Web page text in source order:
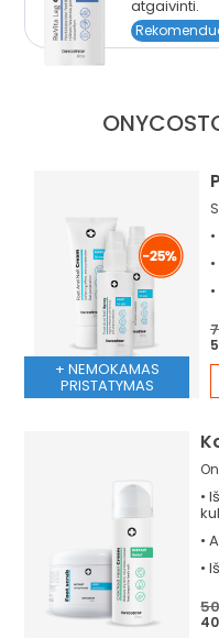
atgaivinti.
+ NEMOKAMAS
PRISTATYMAS
•
•
•
•
•
•